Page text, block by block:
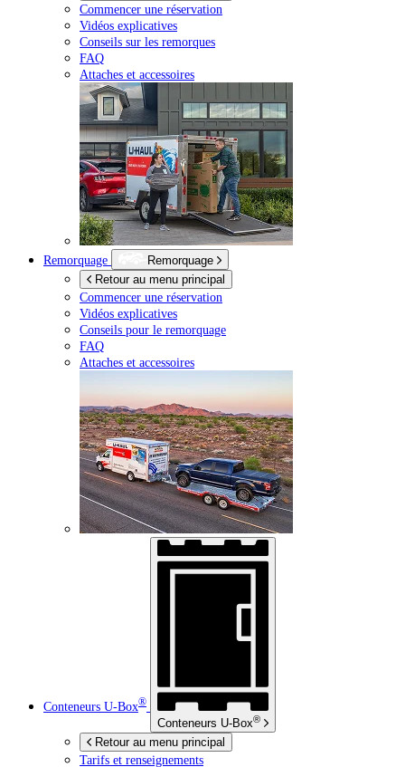
Commencer une réservation
Vidéos explicatives
Conseils sur les remorques
FAQ
Attaches et accessoires
Remorquage
Remorquage
Retour au menu principal
Commencer une réservation
Vidéos explicatives
Conseils pour le remorquage
FAQ
Attaches et accessoires
Conteneurs U-Box®
Conteneurs U-Box®
Retour au menu principal
Tarifs et renseignements